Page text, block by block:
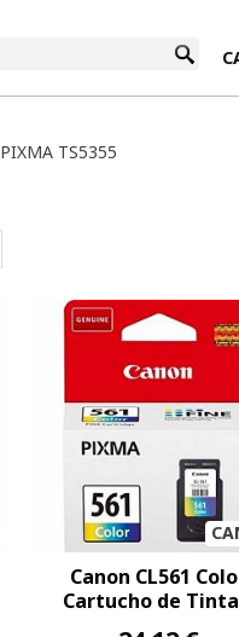
INICIO
PIXMA TS5355
Canon CL561
Cartucho de